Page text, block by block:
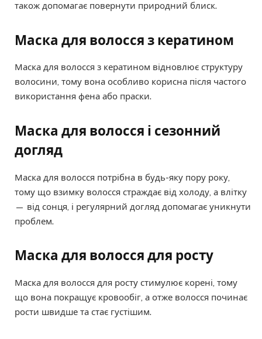
також допомагає повернути природний блиск.
Маска для волосся з кератином
Маска для волосся з кератином відновлює структуру
волосини, тому вона особливо корисна після частого
використання фена або праски.
Маска для волосся і сезонний
догляд
Маска для волосся потрібна в будь-яку пору року,
тому що взимку волосся страждає від холоду, а влітку
— від сонця, і регулярний догляд допомагає уникнути
проблем.
Маска для волосся для росту
Маска для волосся для росту стимулює корені, тому
що вона покращує кровообіг, а отже волосся починає
рости швидше та стає густішим.